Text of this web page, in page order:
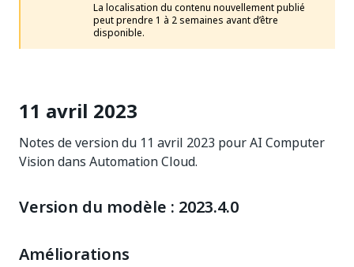
La localisation du contenu nouvellement publié
peut prendre 1 à 2 semaines avant d’être
disponible.
11 avril 2023
Notes de version du 11 avril 2023 pour AI Computer
Vision dans Automation Cloud.
Version du modèle : 2023.4.0
Améliorations